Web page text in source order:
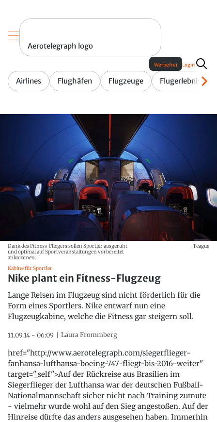
Aerotelegraph logo
Airlines Flughäfen Flugzeuge Flugerlebnis
Werbefrei Login
Dank des Fitness-Fliegers sollen Sportler ausgeruht
und optimal auf Sportveranstaltungen vorbereitet
ankommen.
Teague
Kabine für Sportler
Nike plant ein Fitness-Flugzeug
Lange Reisen im Flugzeug sind nicht förderlich für die
Form eines Sportlers. Nike entwarf nun eine
Flugzeugkabine, welche die Fitness gar steigern soll.
11.09.14 - 06:09 Laura Frommberg
href="http://www.aerotelegraph.com/siegerflieger-
fanhansa-lufthansa-boeing-747-fliegt-bis-2016-weiter"
target="_self">Auf der Rückreise aus Brasilien im
Siegerflieger der Lufthansa war der deutschen Fußball-
Nationalmannschaft sicher nicht nach Training zumute
- vielmehr wurde wohl auf den Sieg angestoßen. Auf der
Hinreise dürfte das anders ausgesehen haben. Immerhin